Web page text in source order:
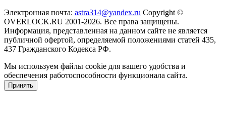
Электронная почта: astra314@yandex.ru Copyright ©
OVERLOCK.RU 2001-2026. Все права защищены.
Информация, представленная на данном сайте не является
публичной офертой, определяемой положениями статей 435,
437 Гражданского Кодекса РФ.
Мы используем файлы cookie для вашего удобства и
обеспечения работоспособности функционала сайта.
Принять